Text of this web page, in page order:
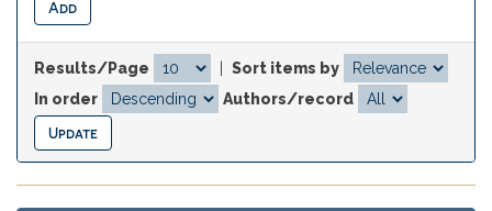
Results/Page
Sort items by
In order
Authors/record